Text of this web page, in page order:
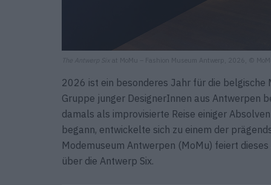
at MoMu – Fashion Museum Antwerp, 2026, ©
2026 ist ein besonderes Jahr für die belgische
Gruppe junger DesignerInnen aus Antwerpen
damals als improvisierte Reise einiger
begann, entwickelte sich zu einem der
Modemuseum Antwerpen (MoMu) feiert
über die Antwerp Six.